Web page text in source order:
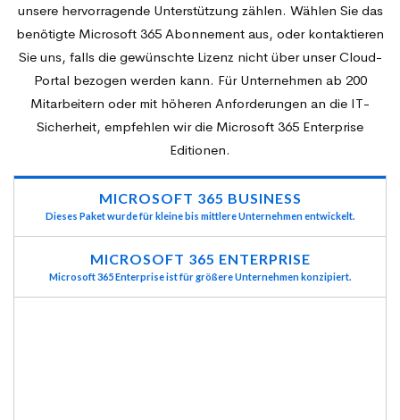
unsere hervorragende Unterstützung zählen. Wählen Sie das
benötigte Microsoft 365 Abonnement aus, oder kontaktieren
Sie uns, falls die gewünschte Lizenz nicht über unser Cloud-
Portal bezogen werden kann. Für Unternehmen ab 200
Mitarbeitern oder mit höheren Anforderungen an die IT-
Sicherheit, empfehlen wir die Microsoft 365 Enterprise
Editionen.
MICROSOFT 365 BUSINESS
Dieses Paket wurde für kleine bis mittlere Unternehmen entwickelt.
MICROSOFT 365 ENTERPRISE
Microsoft 365 Enterprise ist für größere Unternehmen konzipiert.